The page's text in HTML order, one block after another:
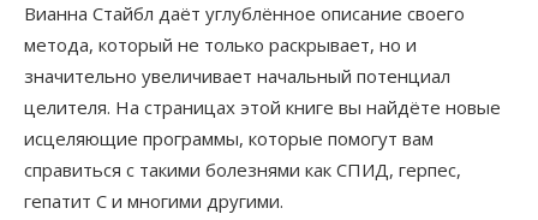
Вианна Стайбл даёт углублённое описание своего
метода, который не только раскрывает, но и
значительно увеличивает начальный потенциал
целителя. На страницах этой книге вы найдёте новые
исцеляющие программы, которые помогут вам
справиться с такими болезнями как СПИД, герпес,
гепатит С и многими другими.